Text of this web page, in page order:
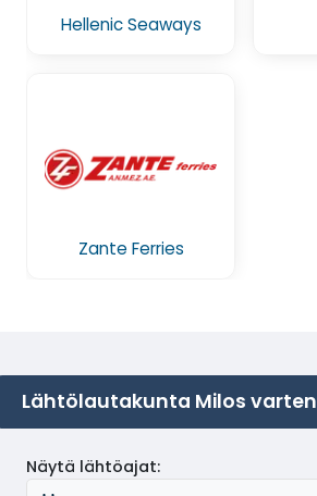
Hellenic Seaways
Zante Ferries
Lähtölautakunta Milos varten
Näytä lähtöajat: